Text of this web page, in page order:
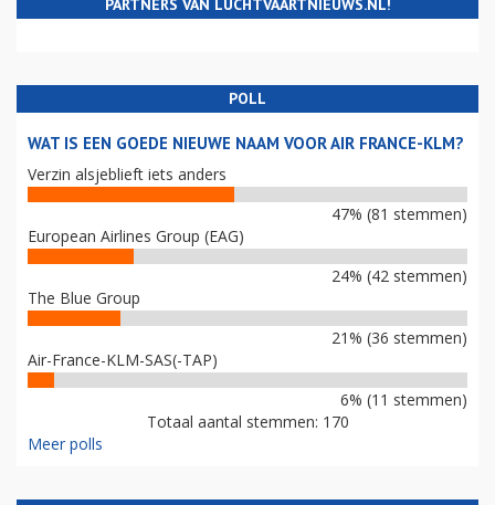
PARTNERS VAN LUCHTVAARTNIEUWS.NL!
POLL
WAT IS EEN GOEDE NIEUWE NAAM VOOR AIR FRANCE-KLM?
Verzin alsjeblieft iets anders
47% (81 stemmen)
European Airlines Group (EAG)
24% (42 stemmen)
The Blue Group
21% (36 stemmen)
Air-France-KLM-SAS(-TAP)
6% (11 stemmen)
Totaal aantal stemmen: 170
Meer polls